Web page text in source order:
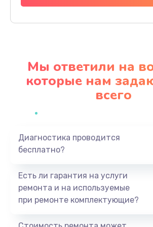
Заказать
Ремонт / замена кнопок,
Заказать
1400 руб.
Заказать
Мы ответили на
которые нам
всего
Диагностика проводится
бесплатно?
Есть ли гарантия на услуги
ремонта и на используемые
при ремонте комплектующие?